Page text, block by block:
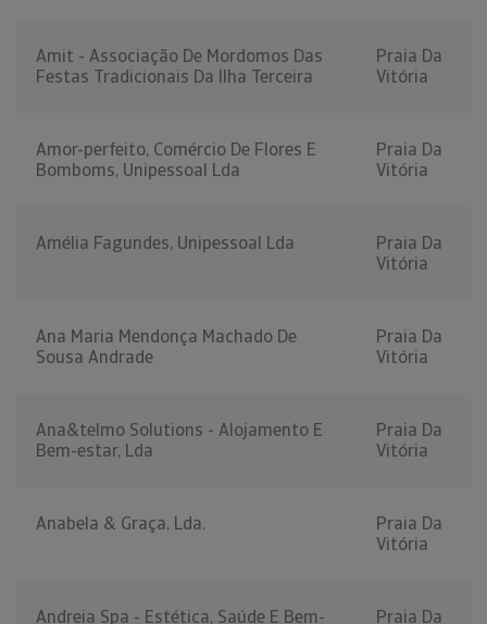
Amit - Associação De Mordomos Das
Festas Tradicionais Da Ilha Terceira
Praia Da
Vitória
Amor-perfeito, Comércio De Flores E
Bomboms, Unipessoal Lda
Praia Da
Vitória
Amélia Fagundes, Unipessoal Lda
Praia Da
Vitória
Ana Maria Mendonça Machado De
Sousa Andrade
Praia Da
Vitória
Ana&telmo Solutions - Alojamento E
Bem-estar, Lda
Praia Da
Vitória
Anabela & Graça, Lda.
Praia Da
Vitória
Andreia Spa - Estética, Saúde E Bem-
Praia Da